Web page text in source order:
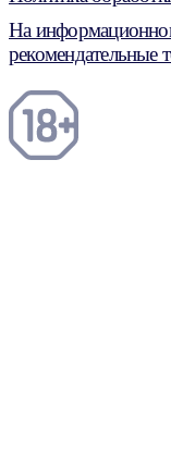
На
рекомендательные